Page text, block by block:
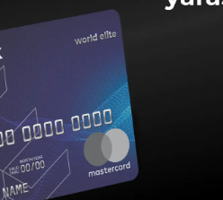
SHUNINGDEK,
OSHIRISH VA BAHOLASH